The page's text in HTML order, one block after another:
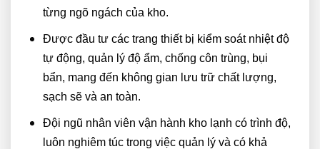
từng ngõ ngách của kho.
Được đầu tư các trang thiết bị kiểm soát nhiệt độ
tự động, quản lý độ ẩm, chống côn trùng, bụi
bẩn, mang đến không gian lưu trữ chất lượng,
sạch sẽ và an toàn.
Đội ngũ nhân viên vận hành kho lạnh có trình độ,
luôn nghiêm túc trong việc quản lý và có khả